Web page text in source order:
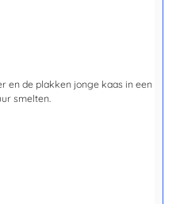
en de plakken jonge kaas in een
smelten.